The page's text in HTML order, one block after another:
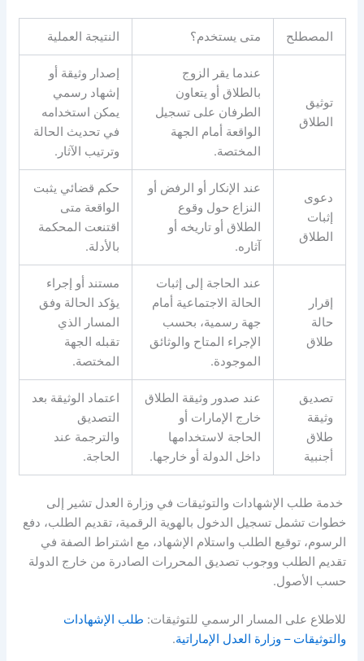
المصطلح متى يستخدم؟ النتيجة العملية
توثيق
الطلاق
عندما يقر الزوج
بالطلاق أو يتعاون
الطرفان على تسجيل
الواقعة أمام الجهة
المختصة.
إصدار وثيقة أو
إشهاد رسمي
يمكن استخدامه
في تحديث الحالة
وترتيب الآثار .
دعوى
إثبات
الطلاق
عند الإنكار أو الرفض أو
النزاع حول وقوع
الطلاق أو تاريخه أو
آثاره.
حكم قضائي يثبت
الواقعة متى
اقتنعت المحكمة
بالأدلة.
إقرار
حالة
طلاق
عند الحاجة إلى إثبات
الحالة الاجتماعية أمام
جهة رسمية، بحسب
الإجراء المتاح والوثائق
الموجودة.
مستند أو إجراء
يؤكد الحالة وفق
المسار الذي
تقبله الجهة
المختصة.
تصديق
وثيقة
طلاق
أجنبية
عند صدور وثيقة الطلاق
خارج الإمارات أو
الحاجة لاستخدامها
داخل الدولة أو خارجها.
اعتماد الوثيقة بعد
التصديق
والترجمة عند
الحاجة.
خدمة طلب الإشهادات والتوثيقات في وزارة العدل تشير إلى
خطوات تشمل تسجيل الدخول بالهوية الرقمية، تقديم الطلب، دفع
الرسوم، توقيع الطلب واستلام الإشهاد، مع اشتراط الصفة في
تقديم الطلب ووجوب تصديق المحررات الصادرة من خارج الدولة
حسب الأصول.
للاطلاع على المسار الرسمي للتوثيقات: طلب الإشهادات
والتوثيقات– وزارة العدل الإماراتية.